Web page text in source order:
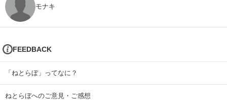
モナキ
FEEDBACK
「ねとらぼ」ってなに？
ねとらぼへのご意見・ご感想